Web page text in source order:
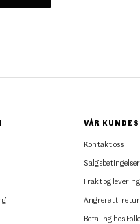
VÅR
Kontakt oss
Salgsbetingelser
Frakt og levering
Angrerett, retur
Betaling hos